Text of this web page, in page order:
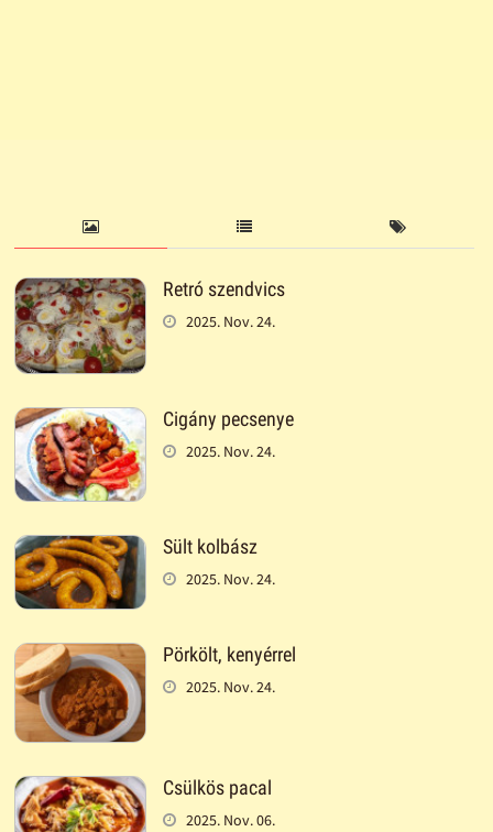
Retró szendvics
2025. Nov. 24.
Cigány pecsenye
2025. Nov. 24.
Sült kolbász
2025. Nov. 24.
Pörkölt, kenyérrel
2025. Nov. 24.
Csülkös pacal
2025. Nov. 06.